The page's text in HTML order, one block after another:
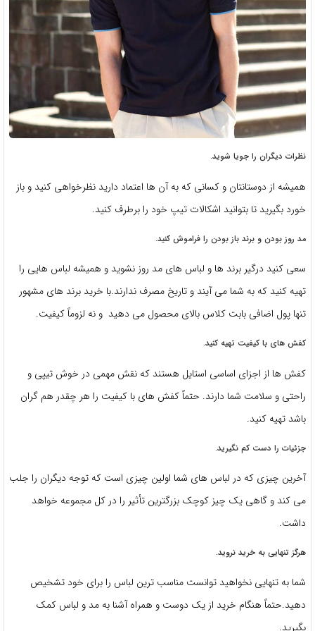
نظرات دیگران را جویا شوید.
همیشه از دوستانتان و کسانی که به آن ها اعتماد دارید نظرخواهی کنید و باز
خورد بگیرید تا بتوانید اشکالات تیپ خود را برطرف کنید.
مد روز بودن و برند باز بودن را فراموش کنید.
سعی کنید درگیر برند ها و لباس های مد روز نشوید و همیشه لباس هایی را
تهیه کنید که به شما می آیند و تاریخ مصرف ندارند.با خرید برند های مشهور
تنها پول اضافی بابت کلاس بالای محصول می دهید و نه لزوماً کیفیت.
کفش های با کیفیت تهیه کنید.
کفش ها از اجزای اساسی استایل هستند که نقش مهمی در خوش تیپی و
راحتی و سلامت شما دارند. حتماً کفش های با کیفیت را هر چقدر هم گران
باشد تهیه کنید.
جزئیات را دست کم نگیرید.
آخرین چیزی که در لباس های شما اولین چیزی است که توجه دیگران را جلب
می کند و گاهی یک چیز کوچک بزرگترین تأثیر را در کل مجموعه خواهد
داشت.
هرگز تنهایی به خرید نروید.
شما به تنهایی نخواهید توانست مناسب ترین لباس را برای خود تشخیص
دهید.حتماً هنگام خرید از یک دوست و همراه آشنا به مد و لباس کمک
بگیرید.